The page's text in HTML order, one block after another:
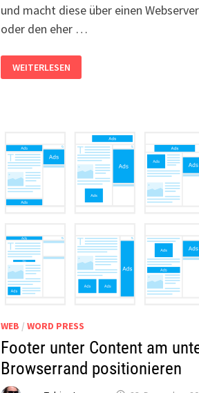
und macht diese über einen
oder den eher …
ALS
WEBSERVER
ONE-
LINER!
WEITERLESEN
WEB / WORD PRESS
Footer unter Content am
Browserrand positionieren